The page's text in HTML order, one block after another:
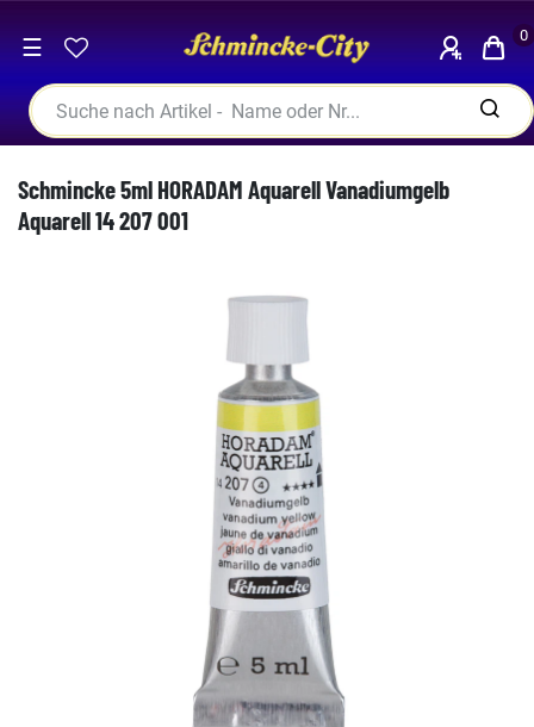
☰ 0
Schmincke 5ml HORADAM Aquarell Vanadiumgelb
Aquarell 14 207 001